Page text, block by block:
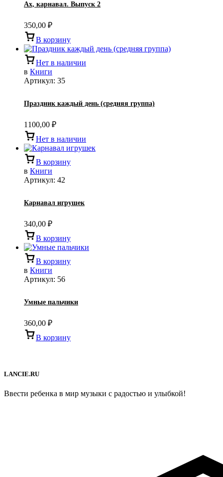
Ах, карнавал. Выпуск 2
350,00 ₽
В корзину
Нет в наличии
в Книги
Артикул: 35
Праздник каждый день (средняя группа)
1100,00 ₽
Нет в наличии
В корзину
в Книги
Артикул: 42
Карнавал игрушек
340,00 ₽
В корзину
В корзину
в Книги
Артикул: 56
Умные пальчики
360,00 ₽
В корзину
LANCIE.RU
Ввести ребенка в мир музыки с радостью и улыбкой!